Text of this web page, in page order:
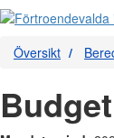
Översikt